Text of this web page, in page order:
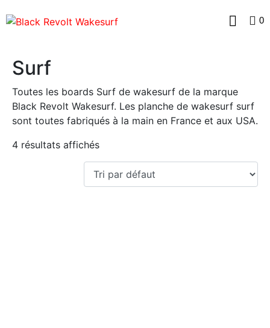
0
Surf
Toutes les boards Surf de wakesurf de la marque
Black Revolt Wakesurf. Les planche de wakesurf surf
sont toutes fabriqués à la main en France et aux USA.
4 résultats affichés